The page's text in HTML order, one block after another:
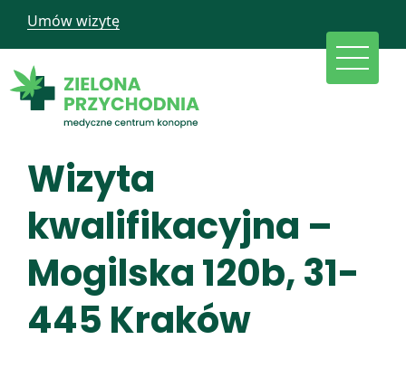
Umów wizytę
Wizyta
kwalifikacyjna –
Mogilska 120b, 31-
445 Kraków